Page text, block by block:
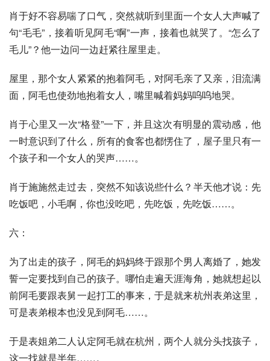
肖于好不容易喘了口气，突然就听到里面一个女人大声喊了
句“毛毛”，接着听见阿毛“啊”一声，接着也就哭了。“怎么了
毛儿”？他一边问一边赶紧往屋里走。
屋里，那个女人紧紧的抱着阿毛，对阿毛亲了又亲，泪流满
面，阿毛也使劲地抱着女人，嘴里喊着妈妈呜呜地哭。
肖于心里又一次“格登”一下，并且这次有明显的震动感，他
一时意识到了什么，所有的食客也都愣住了，屋子里只有一
个孩子和一个女人的哭声……。
肖于施施然走过去，突然不知该说些什么？半天他才说：先
吃饭吧，小毛啊，你也没吃吧，先吃饭，先吃饭……。
六：
为了出走的孩子，阿毛的妈妈终于跟那个男人离婚了，她发
誓一定要找到自己的孩子。哪怕走遍天涯海角，她就想起以
前阿毛要跟表舅一起打工的事来，于是就来杭州表弟这里，
可是表弟根本也没见到阿毛……。
于是表姐弟二人认定阿毛就在杭州，两个人就分头找孩子，
这一找就是半年……。